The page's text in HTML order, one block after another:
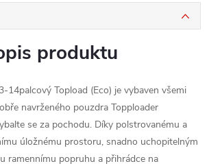
produktu
14palcový Topload (Eco) je vybaven všemi
navrženého pouzdra Topploader
se za pochodu. Díky polstrovanému a
úložnému prostoru, snadno uchopitelným
ramennímu popruhu a přihrádce na